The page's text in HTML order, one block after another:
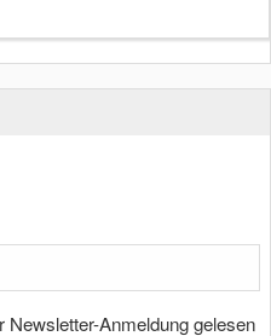
Newsletter-Anmeldung gelesen